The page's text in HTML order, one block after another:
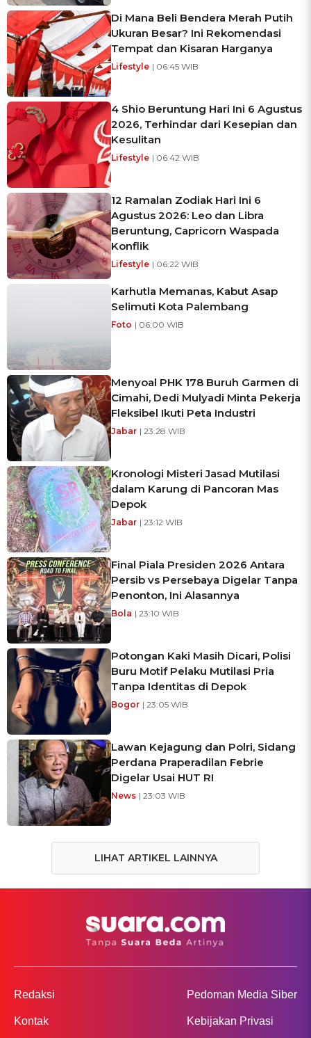
Di Mana Beli Bendera Merah Putih
Ukuran Besar? Ini Rekomendasi
Tempat dan Kisaran Harganya
Lifestyle | 06:45 WIB
4 Shio Beruntung Hari Ini 6 Agustus
2026, Terhindar dari Kesepian dan
Kesulitan
Lifestyle | 06:42 WIB
12 Ramalan Zodiak Hari Ini 6
Agustus 2026: Leo dan Libra
Beruntung, Capricorn Waspada
Konflik
Lifestyle | 06:22 WIB
Karhutla Memanas, Kabut Asap
Selimuti Kota Palembang
Foto | 06:00 WIB
Menyoal PHK 178 Buruh Garmen di
Cimahi, Dedi Mulyadi Minta Pekerja
Fleksibel Ikuti Peta Industri
Jabar | 23:28 WIB
Kronologi Misteri Jasad Mutilasi
dalam Karung di Pancoran Mas
Depok
Jabar | 23:12 WIB
Final Piala Presiden 2026 Antara
Persib vs Persebaya Digelar Tanpa
Penonton, Ini Alasannya
Bola | 23:10 WIB
Potongan Kaki Masih Dicari, Polisi
Buru Motif Pelaku Mutilasi Pria
Tanpa Identitas di Depok
Bogor | 23:05 WIB
Lawan Kejagung dan Polri, Sidang
Perdana Praperadilan Febrie
Digelar Usai HUT RI
News | 23:03 WIB
LIHAT ARTIKEL LAINNYA
Redaksi
Kontak
Pedoman Media Siber
Kebijakan Privasi